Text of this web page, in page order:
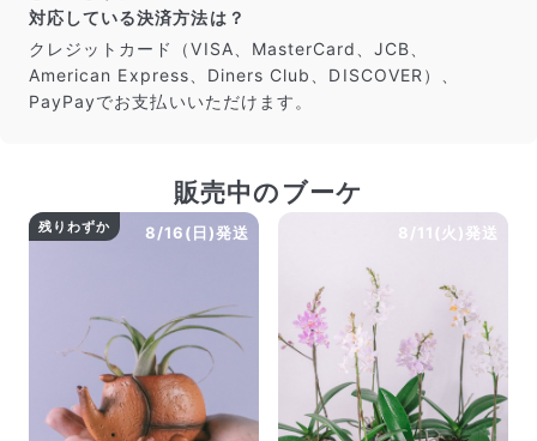
対応している決済方法は？
クレジットカード（VISA、MasterCard、JCB、
American Express、Diners Club、DISCOVER）、
PayPayでお支払いいただけます。
販売中のブーケ
8/16(日)発送
残りわずか 8/11(火)発送